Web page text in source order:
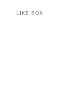
LIKE BOX